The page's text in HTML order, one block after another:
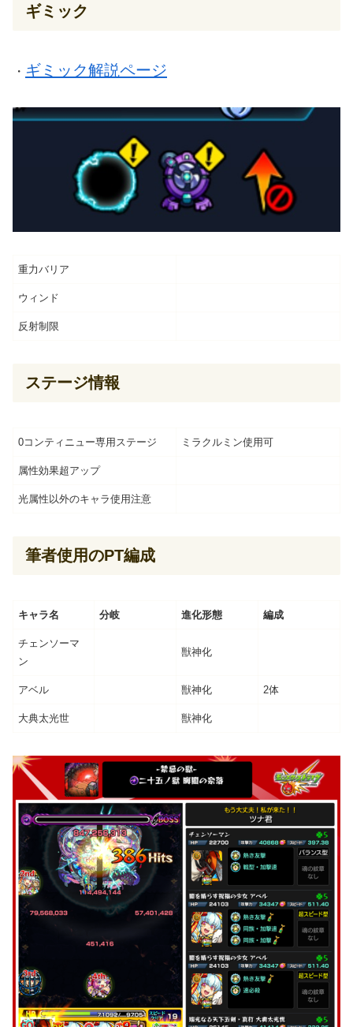
ギミック
・ ギミック解説ページ
重力バリア
ウィンド
反射制限
ステージ情報
0コンティニュー専用ステージ ミラクルミン使用可
属性効果超アップ
光属性以外のキャラ使用注意
筆者使用のPT編成
キャラ名 分岐 進化形態 編成
チェンソーマ
ン
獣神化
アベル 獣神化 2体
大典太光世 獣神化